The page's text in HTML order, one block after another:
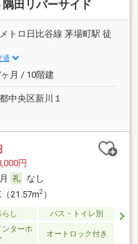
田リバーサイド
トロ日比谷線 茅場町駅 徒
通
月 / 10階建
中央区新川１
円
なし
21.57m2）
し バス・トイレ別
ンターホ
オートロック付き